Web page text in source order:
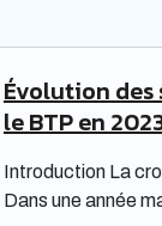
les
Évolution des
le BTP en
Introduction La
Dans une année